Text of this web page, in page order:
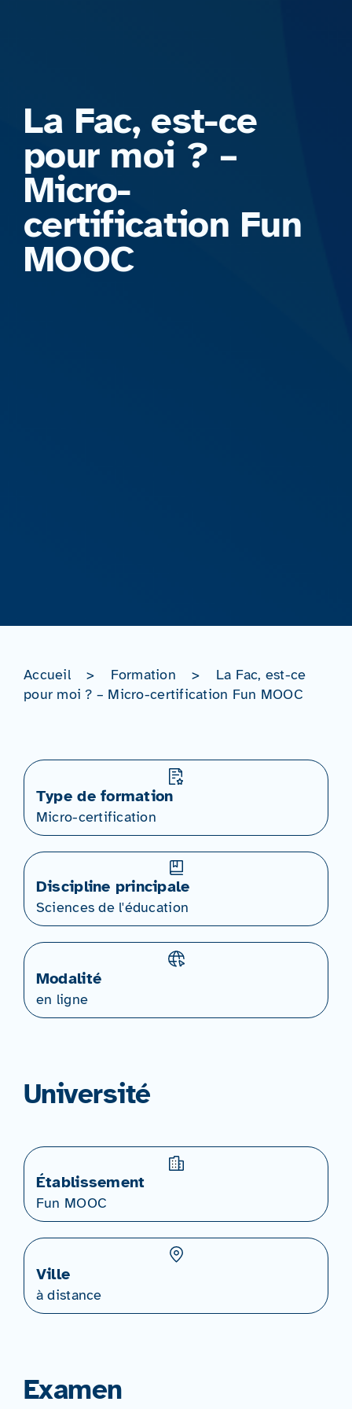
La Fac, est-ce
pour moi ? –
Micro-
certification Fun
MOOC
Accueil > Formation >
La Fac, est-ce
pour moi ? – Micro-certification Fun MOOC
Type de formation
Micro-certification
Discipline principale
Sciences de l'éducation
Modalité
en ligne
Université
Établissement
Fun MOOC
Ville
à distance
Examen